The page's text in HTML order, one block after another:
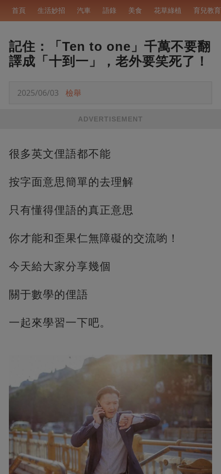
首頁 生活妙招 汽車 語錄 美食 花草綠植 育兒教育
記住：「Ten to one」千萬不要翻
譯成「十到一」，老外要笑死了！
2025/06/03 檢舉
ADVERTISEMENT
很多英文俚語都不能
按字面意思簡單的去理解
只有懂得俚語的真正意思
你才能和歪果仁無障礙的交流喲！
今天給大家分享幾個
關于數學的俚語
一起來學習一下吧。